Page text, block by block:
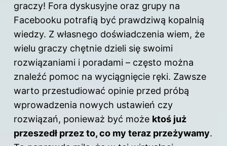
graczy! Fora dyskusyjne oraz grupy na
Facebooku potrafią być prawdziwą kopalnią
wiedzy. Z własnego doświadczenia wiem, że
wielu graczy chętnie dzieli się swoimi
rozwiązaniami i poradami – często można
znaleźć pomoc na wyciągnięcie ręki. Zawsze
warto przestudiować opinie przed próbą
wprowadzenia nowych ustawień czy
rozwiązań, ponieważ być może ktoś już
przeszedł przez to, co my teraz przeżywamy.